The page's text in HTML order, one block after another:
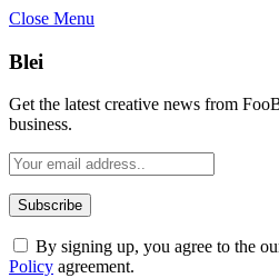
Close Menu
Blei
Get the latest creative news from
business.
By signing up, you agree to the
Policy agreement.